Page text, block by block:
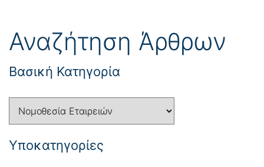
Αναζήτηση Άρθρων
Βασική Κατηγορία
Yποκατηγορίες